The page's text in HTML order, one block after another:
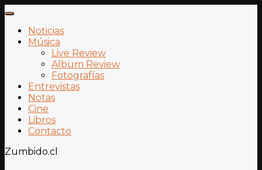
Noticias
Música
Live Review
Album Review
Fotografías
Entrevistas
Notas
Cine
Libros
Contacto
Zumbido.cl